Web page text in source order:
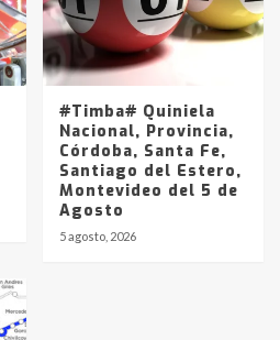
#Timba# Quiniela
Nacional, Provincia,
Córdoba, Santa Fe,
Santiago del Estero,
Montevideo del 5 de
Agosto
5 agosto, 2026